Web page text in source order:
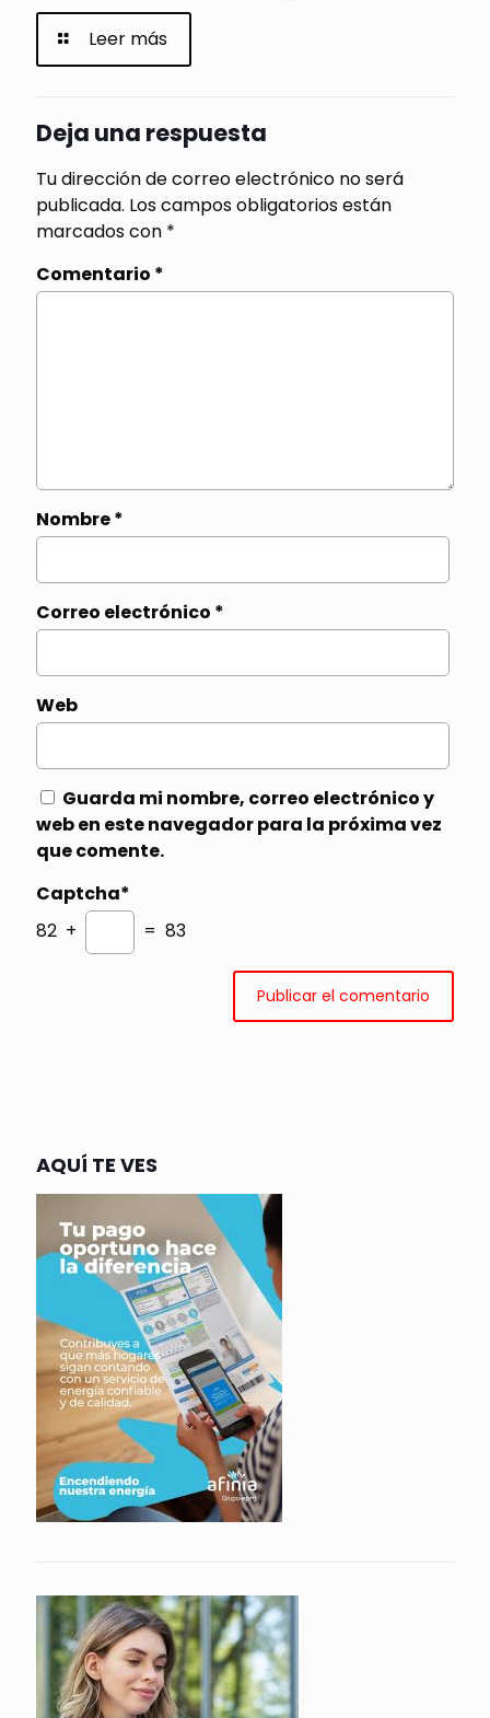
Leer más
Deja una respuesta
Tu dirección de correo electrónico no será
publicada. Los campos obligatorios están
marcados con *
Comentario *
Nombre*
Correo electrónico *
Web
Guarda mi nombre, correo electrónico y
web en este navegador para la próxima vez
que comente.
Captcha*
82 +
= 83
AQUÍ TE VES